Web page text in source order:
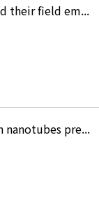
their field em...
nanotubes pre...